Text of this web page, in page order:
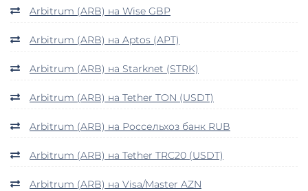
Arbitrum (ARB) на Wise GBP
Arbitrum (ARB) на Aptos (APT)
Arbitrum (ARB) на Starknet (STRK)
Arbitrum (ARB) на Tether TON (USDT)
Arbitrum (ARB) на Россельхоз банк RUB
Arbitrum (ARB) на Tether TRC20 (USDT)
Arbitrum (ARB) на Visa/Master AZN